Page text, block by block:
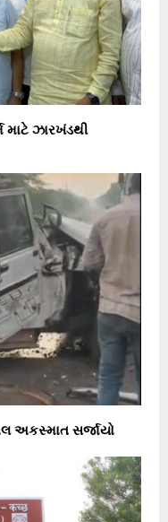
માટે ઝારખંડથી
અકસ્માત સર્જાયો